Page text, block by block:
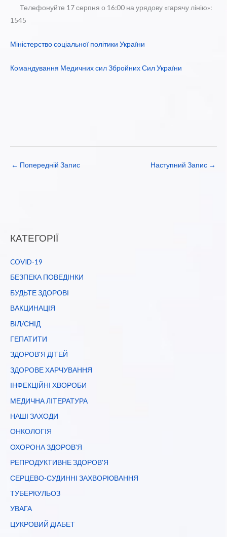
Телефонуйте 17 серпня о 16:00 на урядову «гарячу лінію»:
1545
Міністерство соціальної політики України
Командування Медичних сил Збройних Сил України
← Попередній Запис Наступний Запис →
КАТЕГОРІЇ
COVID-19
БЕЗПЕКА ПОВЕДІНКИ
БУДЬТЕ ЗДОРОВІ
ВАКЦИНАЦІЯ
ВІЛ/СНІД
ГЕПАТИТИ
ЗДОРОВ'Я ДІТЕЙ
ЗДОРОВЕ ХАРЧУВАННЯ
ІНФЕКЦІЙНІ ХВОРОБИ
МЕДИЧНА ЛІТЕРАТУРА
НАШІ ЗАХОДИ
ОНКОЛОГІЯ
ОХОРОНА ЗДОРОВ'Я
РЕПРОДУКТИВНЕ ЗДОРОВ'Я
СЕРЦЕВО-СУДИННІ ЗАХВОРЮВАННЯ
ТУБЕРКУЛЬОЗ
УВАГА
ЦУКРОВИЙ ДІАБЕТ